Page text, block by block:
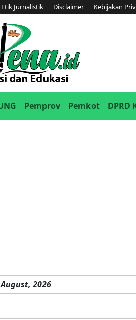
Jurnalistik Disclaimer Kebijakan
Pemprov Pemkot DPRD
2026